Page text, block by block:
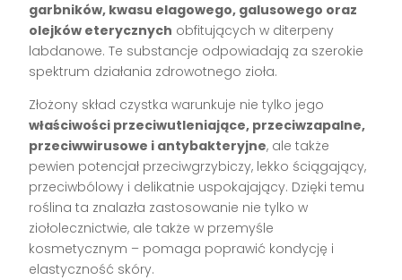
garbników, kwasu elagowego, galusowego oraz
olejków eterycznych obfitujących w diterpeny
labdanowe. Te substancje odpowiadają za szerokie
spektrum działania zdrowotnego zioła.
Złożony skład czystka warunkuje nie tylko jego
właściwości przeciwutleniające, przeciwzapalne,
przeciwwirusowe i antybakteryjne, ale także
pewien potencjał przeciwgrzybiczy, lekko ściągający,
przeciwbólowy i delikatnie uspokajający. Dzięki temu
roślina ta znalazła zastosowanie nie tylko w
ziołolecznictwie, ale także w przemyśle
kosmetycznym – pomaga poprawić kondycję i
elastyczność skóry.